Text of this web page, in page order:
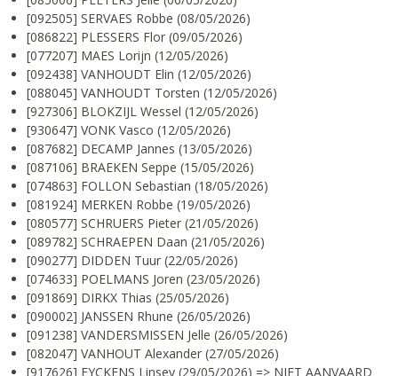
[092505] SERVAES Robbe (08/05/2026)
[086822] PLESSERS Flor (09/05/2026)
[077207] MAES Lorijn (12/05/2026)
[092438] VANHOUDT Elin (12/05/2026)
[088045] VANHOUDT Torsten (12/05/2026)
[927306] BLOKZIJL Wessel (12/05/2026)
[930647] VONK Vasco (12/05/2026)
[087682] DECAMP Jannes (13/05/2026)
[087106] BRAEKEN Seppe (15/05/2026)
[074863] FOLLON Sebastian (18/05/2026)
[081924] MERKEN Robbe (19/05/2026)
[080577] SCHRUERS Pieter (21/05/2026)
[089782] SCHRAEPEN Daan (21/05/2026)
[090277] DIDDEN Tuur (22/05/2026)
[074633] POELMANS Joren (23/05/2026)
[091869] DIRKX Thias (25/05/2026)
[090002] JANSSEN Rhune (26/05/2026)
[091238] VANDERSMISSEN Jelle (26/05/2026)
[082047] VANHOUT Alexander (27/05/2026)
[917626] EYCKENS Linsey (29/05/2026) => NIET AANVAARD